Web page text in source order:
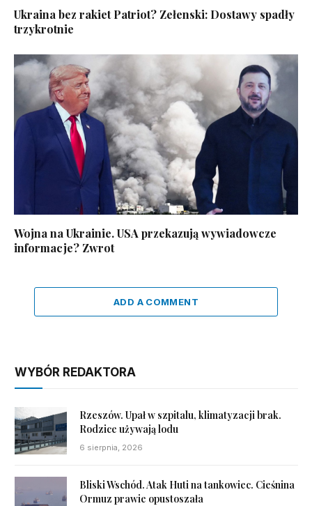
Ukraina bez rakiet Patriot? Zełenski: Dostawy spadły
trzykrotnie
Wojna na Ukrainie. USA przekazują wywiadowcze
informacje? Zwrot
ADD A COMMENT
WYBÓR REDAKTORA
Rzeszów. Upał w szpitalu, klimatyzacji brak.
Rodzice używają lodu
6 sierpnia, 2026
Bliski Wschód. Atak Huti na tankowiec. Cieśnina
Ormuz prawie opustoszała